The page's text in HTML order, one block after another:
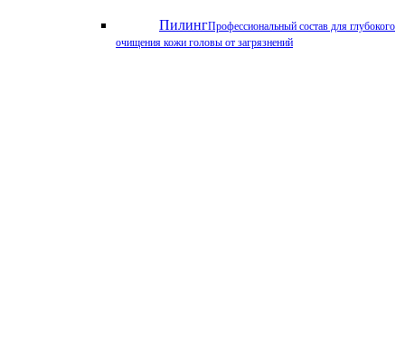
ПилингПрофессиональный состав для глубокого
очищения кожи головы от загрязнений